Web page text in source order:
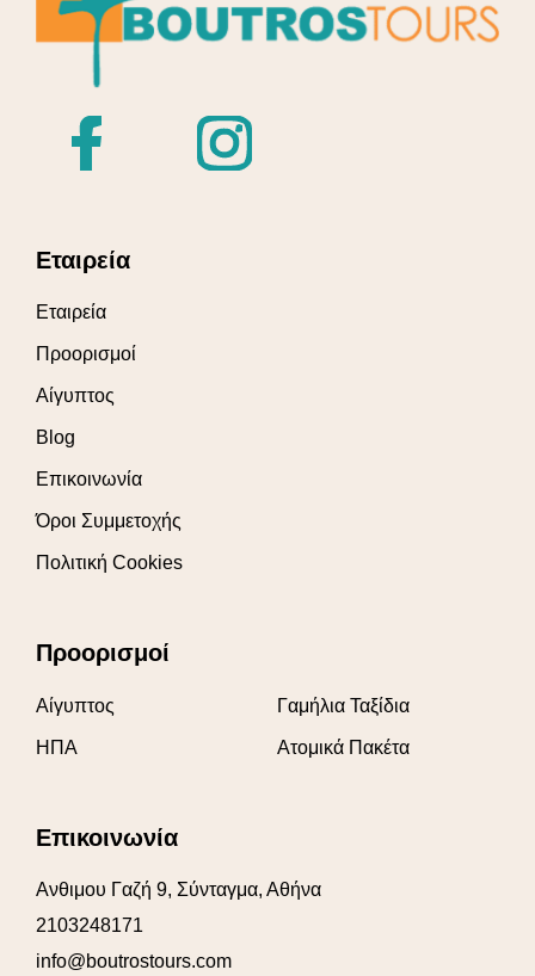
Εταιρεία
Εταιρεία
Προορισμοί
Αίγυπτος
Blog
Επικοινωνία
Όροι Συμμετοχής
Πολιτική Cookies
Προορισμοί
Αίγυπτος
ΗΠΑ
Γαμήλια Ταξίδια
Ατομικά Πακέτα
Επικοινωνία
Ανθιμου Γαζή 9, Σύνταγμα, Αθήνα
2103248171
info@boutrostours.com